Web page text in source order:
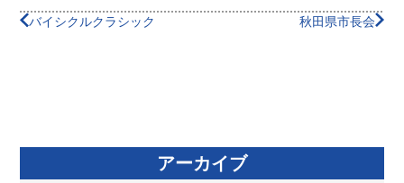
バイシクルクラシック 秋田県市長会
アーカイブ